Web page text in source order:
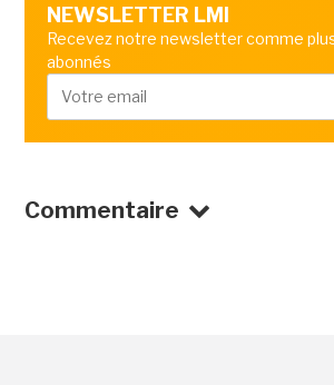
NEWSLETTER LMI
Recevez notre newsletter comme
abonnés
Commentaire